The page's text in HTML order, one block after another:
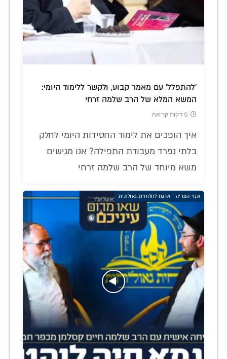
'להתפלל' עם מאמר קבוע, ולקשר ללימוד היומי:
המשא המלא של הרב שלמה זרחי
5 דקות קריאה
איך הופכים את לימוד החסידות היומי לחלק
בלתי נפרד מעבודת התפילה? אנו מגישים
משא מיוחד של הרב שלמה זרחי
אגף המדיה - ארגון לחלוחית גאולתית